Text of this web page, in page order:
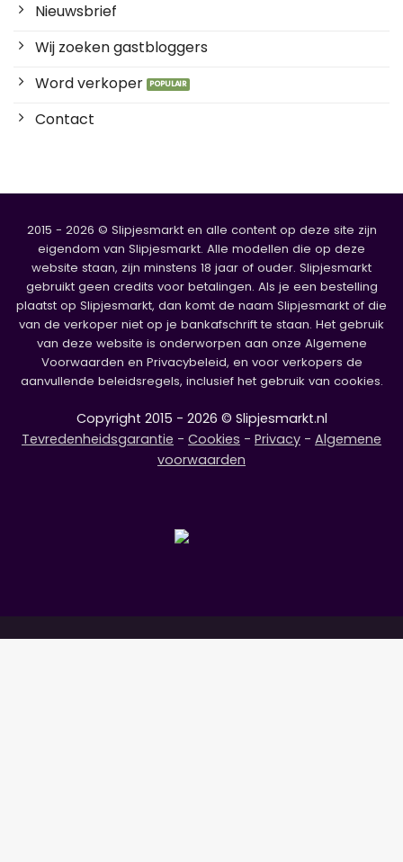
Nieuwsbrief
Wij zoeken gastbloggers
Word verkoper
Contact
2015 - 2026 © Slipjesmarkt en alle content op deze site zijn
eigendom van Slipjesmarkt. Alle modellen die op deze
website staan, zijn minstens 18 jaar of ouder. Slipjesmarkt
gebruikt geen credits voor betalingen. Als je een bestelling
plaatst op Slipjesmarkt, dan komt de naam Slipjesmarkt of die
van de verkoper niet op je bankafschrift te staan. Het gebruik
van deze website is onderworpen aan onze Algemene
Voorwaarden en Privacybeleid, en voor verkopers de
aanvullende beleidsregels, inclusief het gebruik van cookies.
Copyright 2015 - 2026 © Slipjesmarkt.nl
Tevredenheidsgarantie - Cookies - Privacy - Algemene
voorwaarden